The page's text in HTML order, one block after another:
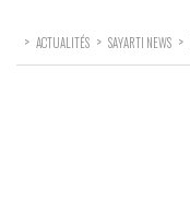
> ACTUALITÉS > SAYARTI NEWS >